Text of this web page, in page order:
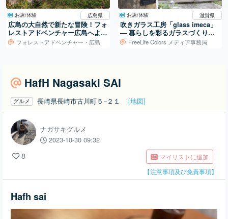
お店/体験 広島県
広島の大自然で新たな冒険！フォ
レストアドベンチャー広島へよう
こそフォレストアドベンチャー・広島
お店/体験 滋賀県
吹きガラス工房「glass imeca」
― 暮らしを彩るガラスづくり／
滋賀・葛川
FreeLife Colors メディア事務局
HafH Nagasaki SAI
グルメ 長崎県長崎市古川町５−２１ [地図]
ナガサキグルメ
2023-10-30 09:32
8
マイリストに追加
【注意事項及び免責事項】
Hafh sai